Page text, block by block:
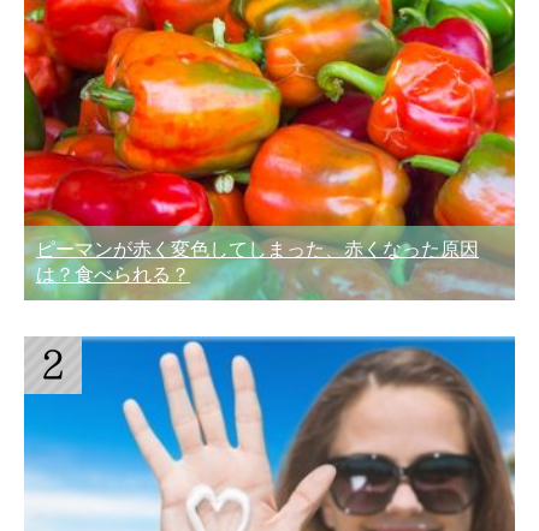
ピーマンが赤く変色してしまった、赤くなった原因
は？食べられる？